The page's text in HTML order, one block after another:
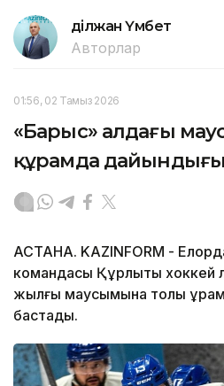
Әділжан Үмбет
Авторлар
01:56, 02 Тамыз 2026
«Барыс» алдағы
құрамда
АСТАНА. KAZINFORM -
командасы Құрлықтық
жылғы маусымына толық
бастады.